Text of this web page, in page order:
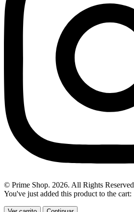
© Prime Shop. 2026. All Rights Reserved
You've just added this product to the cart: